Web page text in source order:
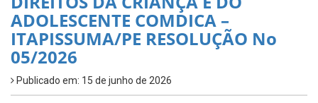
ADOLESCENTE COMDICA –
ITAPISSUMA/PE RESOLUÇÃO No
05/2026
Publicado em: 15 de junho de 2026